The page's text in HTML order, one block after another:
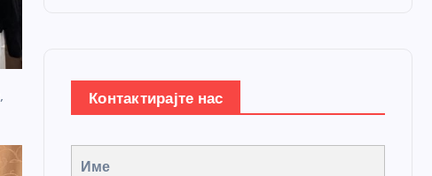
Контактирајте нас
Име